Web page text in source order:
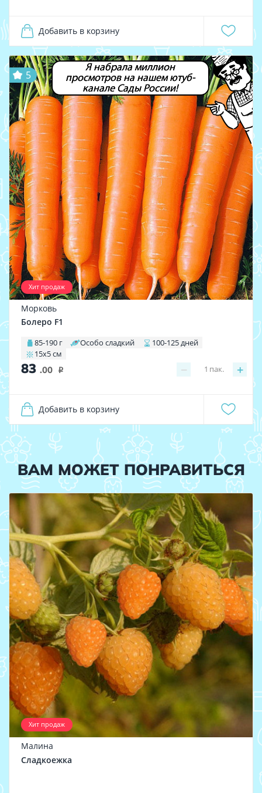
Добавить в корзину
Я набрала миллион
просмотров на нашем ютуб-
канале Сады России!
Хит продаж
5
Морковь
Болеро F1
85-190 г Особо сладкий
100-125 дней
15х5 см
83 .00 i − +
1 пак.
Добавить в корзину
ВАМ МОЖЕТ ПОНРАВИТЬСЯ
Хит продаж
Малина
Сладкоежка